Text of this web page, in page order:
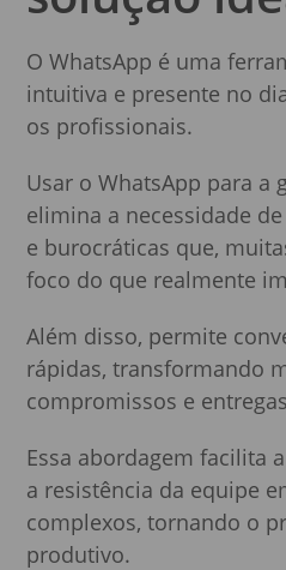
O WhatsApp é uma
intuitiva e presente no
os profissionais.
Usar o WhatsApp para a
elimina a necessidade
e burocráticas que,
foco do que realmente
Além disso, permite
rápidas, transformando
compromissos e
Essa abordagem facilita
a resistência da equipe
complexos, tornando o
produtivo.